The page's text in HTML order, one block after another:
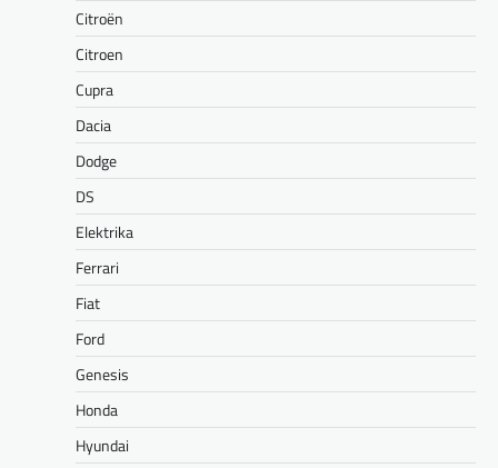
Citroën
Citroen
Cupra
Dacia
Dodge
DS
Elektrika
Ferrari
Fiat
Ford
Genesis
Honda
Hyundai